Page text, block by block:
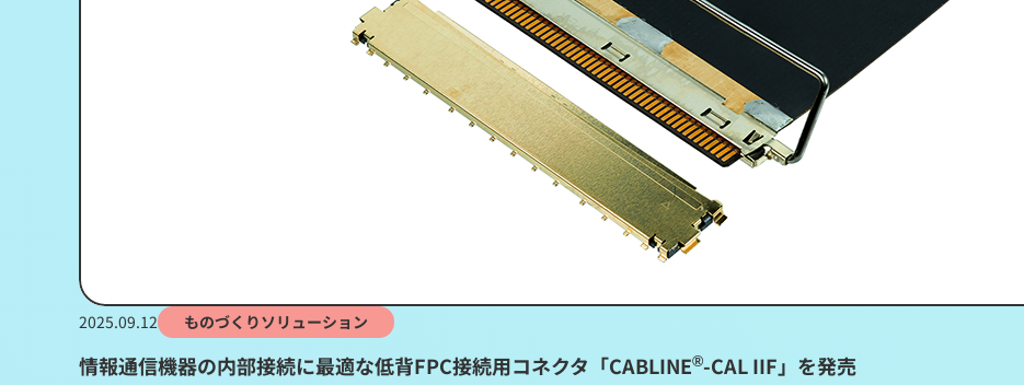
2025.09.12 ものづくりソリューション
情報通信機器の内部接続に最適な低背FPC接続用コネクタ「CABLINE®-CAL IIF」を発売